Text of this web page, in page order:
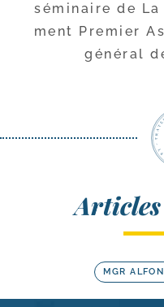
sémi­naire de
ment Premier
géné­ral
MGR